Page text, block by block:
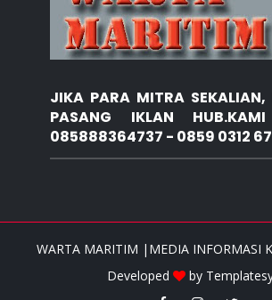
JIKA PARA MITRA SEKALIAN,
PASANG IKLAN
085888364737 - 0859 0312
WARTA MARITIM |MEDIA INFORMASI
Developed
by